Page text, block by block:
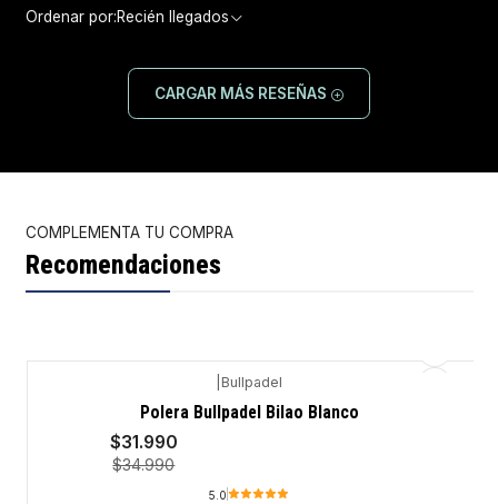
Ordenar por:Recién llegados
CARGAR MÁS RESEÑAS
COMPLEMENTA TU COMPRA
Recomendaciones
Bullpadel
Polera Bullpadel Bilao Blanco
$31.990
$34.990
5.0